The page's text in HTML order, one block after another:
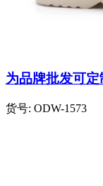
为品牌批发可
货号: ODW-1573